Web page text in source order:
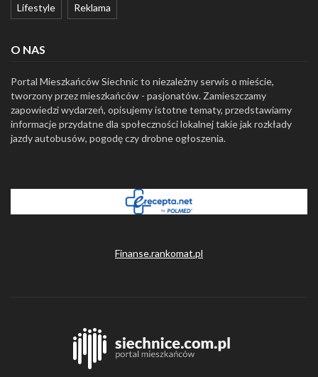
Lifestyle Reklama
O NAS
Portal Mieszkańców Siechnic to niezależny serwis o mieście,
tworzony przez mieszkańców - pasjonatów. Zamieszczamy
zapowiedzi wydarzeń, opisujemy istotne tematy, przedstawiamy
informacje przydatne dla społeczności lokalnej takie jak rozkłady
jazdy autobusów, pogodę czy drobne ogłoszenia.
Finanse.rankomat.pl